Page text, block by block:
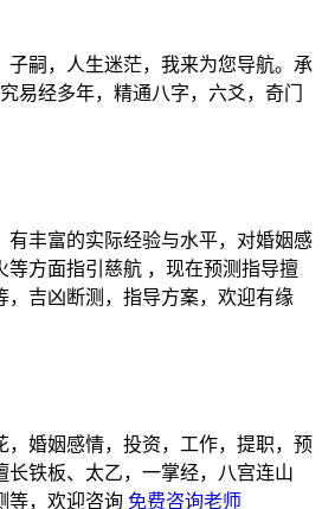
子嗣，人生迷茫，我来为您导航。承
易经多年，精通八字，六爻，奇门
有丰富的实际经验与水平，对婚姻感
等方面指引慈航 ，现在预测指导擅
，吉凶断测，指导方案，欢迎有缘
，婚姻感情，投资，工作，提职，预
长铁板、太乙，一掌经，八宫连山
等，欢迎咨询 免费咨询老师